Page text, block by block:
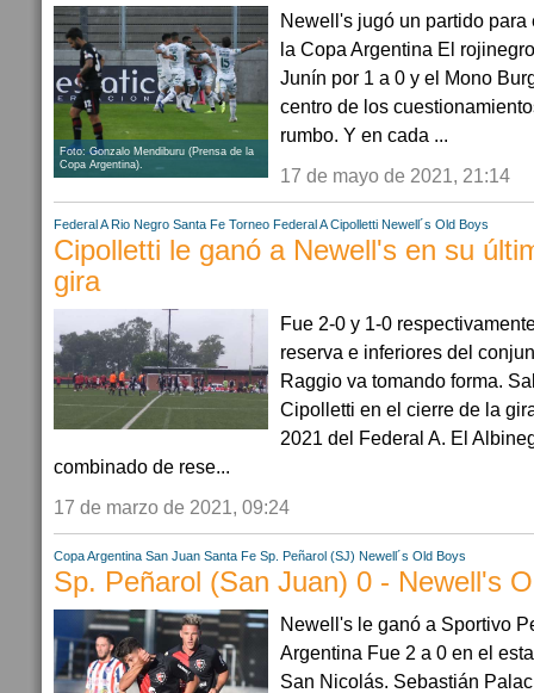
Foto: Gonzalo Mendiburu (Prensa de la
Copa Argentina).
Newell's jugó un partido
la Copa Argentina El
Junín por 1 a 0 y el Mono
centro de los
rumbo. Y en cada ...
17 de mayo de 2021, 21:14
Federal A Rio Negro Santa Fe Torneo Federal A Cipolletti Newell´s Old Boys
Cipolletti le ganó a Newell's en su
gira
Fue 2-0 y 1-0
reserva e inferiores del
Raggio va tomando forma.
Cipolletti en el cierre de la
2021 del Federal A. El
combinado de rese...
17 de marzo de 2021, 09:24
Copa Argentina San Juan Santa Fe Sp. Peñarol (SJ) Newell´s Old Boys
Sp. Peñarol (San Juan) 0 - Newell's
Newell's le ganó a Sportivo
Argentina Fue 2 a 0 en el
San Nicolás. Sebastián